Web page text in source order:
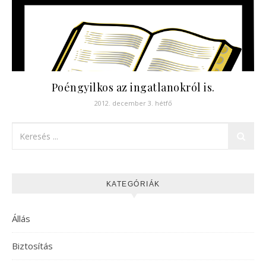
Poéngyilkos az ingatlanokról is.
2012. december 3. hétfő
KATEGÓRIÁK
Állás
Biztosítás